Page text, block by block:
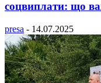
соцвиплати: що
presa - 14.07.2025